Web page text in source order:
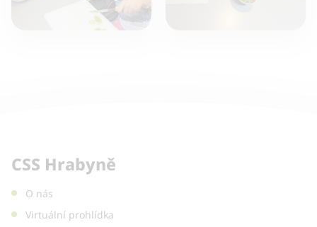
CSS Hrabyně
O nás
Virtuální prohlídka